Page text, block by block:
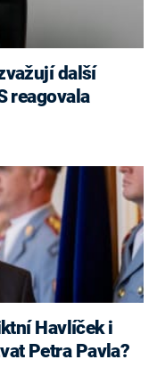
reagovala
Petra Pavla?